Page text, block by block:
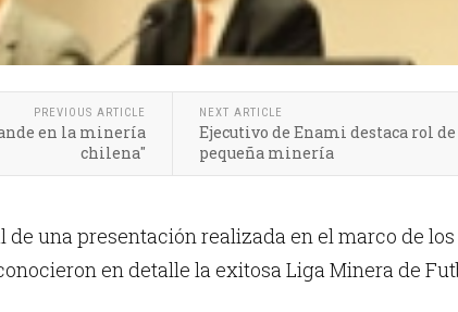
PREVIOUS ARTICLE
en la minería
chilena"
NEXT ARTICLE
Ejecutivo de Enami destaca rol
pequeña minería
de una presentación realizada en el marco de
en detalle la exitosa Liga Minera de